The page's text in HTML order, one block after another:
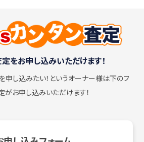
をお申し込みいただけます！
申し込みたい！ というオーナー様は下のフ
がお申し込みいただけます！